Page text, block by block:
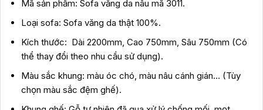
Mã sản phẩm: Sofa văng da nâu mã 3011.
Loại sofa: Sofa văng da thật 100%.
Kích thước: Dài 2200mm, Cao 750mm, Sâu 750mm (Có
thể thay đổi theo nhu cầu sử dụng).
Màu sắc khung: màu óc chó, màu nâu cánh gián… (Tùy
chọn màu sắc đệm ghế).